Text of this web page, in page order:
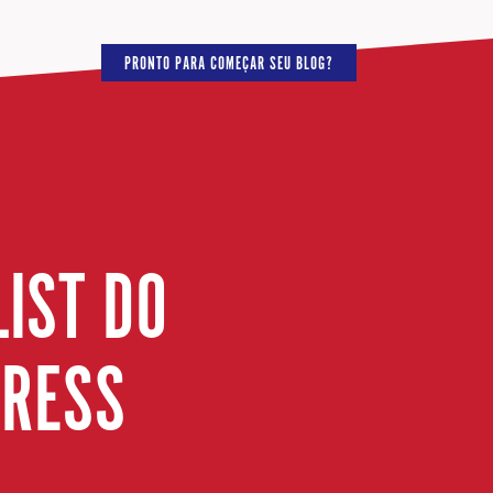
PRONTO PARA COMEÇAR SEU BLOG?
DO